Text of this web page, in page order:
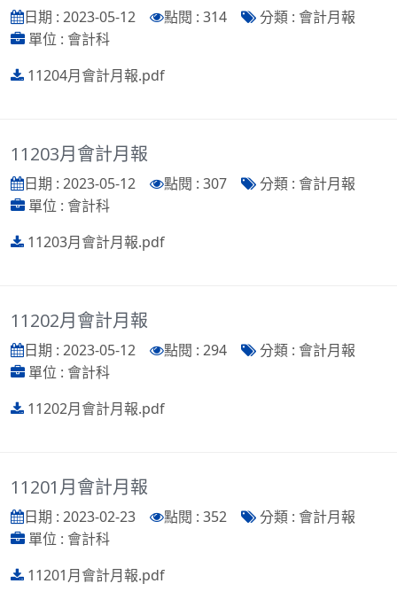
日期 : 2023-05-12 點閱 : 314
分類 : 會計月報
單位 : 會計科
11204月會計月報.pdf
11203月會計月報
日期 : 2023-05-12 點閱 : 307
分類 : 會計月報
單位 : 會計科
11203月會計月報.pdf
11202月會計月報
日期 : 2023-05-12 點閱 : 294
分類 : 會計月報
單位 : 會計科
11202月會計月報.pdf
11201月會計月報
日期 : 2023-02-23 點閱 : 352
分類 : 會計月報
單位 : 會計科
11201月會計月報.pdf